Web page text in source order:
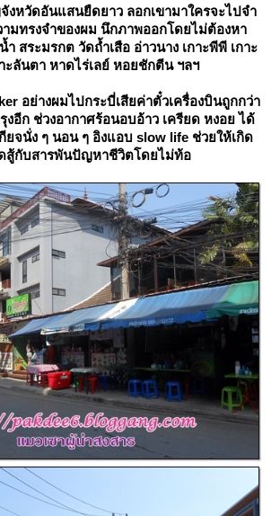
งหวัดอันแสนยืดยาว ลอกเขามาใครจะไปจำ
มทรงจำของผม นึกภาพออกโดยไม่ต้องหา
สระมรกต วัดถ้ำเสือ อ่าวนาง เกาะพีพี เกาะ
ะลันตา หาดไร่เลย์ หอยชักตีน ฯลฯ
อย่างผมไปกระบี่เสียค่าตั๋วเครื่องบินถูกกว่า
งอีก ช่วงอากาศร้อนอบอ้าว เครียด หงอย ได้
ยจนั่ง ๆ นอน ๆ อิงแอบ slow life ช่วยให้เกิด
กับสารพันปัญหาชีวิตโดยไม่ท้อ